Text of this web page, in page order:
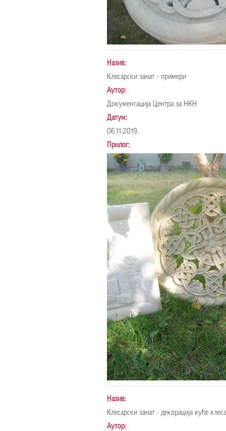
Назив:
Клесарски занат - примери
Аутор:
Документација Центра за НКН
Датум:
06.11.2019.
Прилог:
Назив:
Клесарски занат - декорација куће
Аутор: